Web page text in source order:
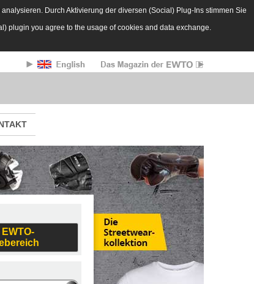
Durch Aktivierung der diversen (Social) Plug-Ins stimmen Sie
plugin you agree to the usage of cookies and data exchange.